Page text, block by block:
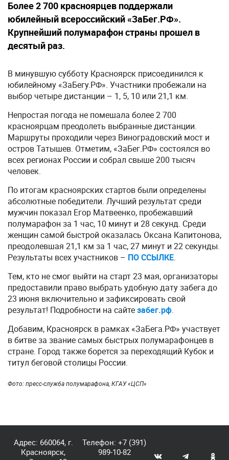
Более 2 700 красноярцев поддержали
юбилейный всероссийский «ЗаБег.РФ».
Крупнейший полумарафон страны прошел в
десятый раз.
В минувшую субботу Красноярск присоединился к
юбилейному «ЗаБегу.РФ». Участники пробежали на
выбор четыре дистанции – 1, 5, 10 или 21,1 км.
Непростая погода не помешала более 2 700
красноярцам преодолеть выбранные дистанции.
Маршруты проходили через Виноградовский мост и
остров Татышев. Отметим, «ЗаБег.РФ» состоялся во
всех регионах России и собрал свыше 200 тысяч
человек.
По итогам красноярских стартов были определены
абсолютные победители. Лучший результат среди
мужчин показал Егор Матвеенко, пробежавший
полумарафон за 1 час, 10 минут и 28 секунд. Среди
женщин самой быстрой оказалась Оксана Капитонова,
преодолевшая 21,1 км за 1 час, 27 минут и 22 секунды.
Результаты всех участников – ПО ССЫЛКЕ.
Тем, кто не смог выйти на старт 23 мая, организаторы
предоставили право выбрать удобную дату забега до
23 июня включительно и зафиксировать свой
результат! Подробности на сайтезабег.рф.
Добавим, Красноярск в рамках «ЗаБега.РФ» участвует
в битве за звание самых быстрых полумарафонцев в
стране. Город также борется за переходящий Кубок и
титул беговой столицы России.
Фото: пресс-служба полумарафона, КГАУ «ЦСП»
Адрес: 660064, г.
Красноярск,
Телефон:+7 (391)
989-10-82